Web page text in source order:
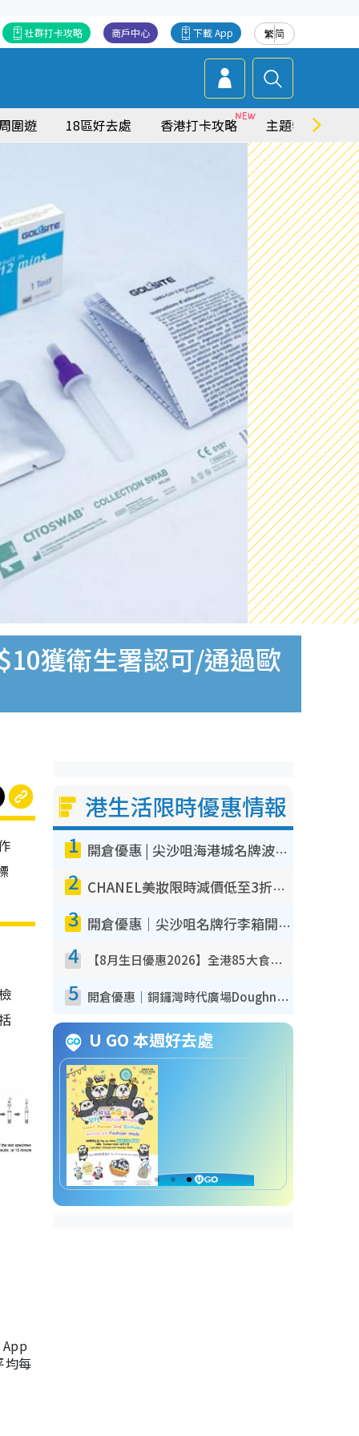
繁简
下載 App
商戶中心
社群打卡攻略
圍遊 18區好去處 香港打卡攻略 主題特集
獲衛生署認可/通過歐
均每
港生活限時優惠情報
1 開倉優惠 | 尖沙咀海港城名牌波鞋開倉低至1折！On鞋$899起／Joy&Peace鞋履$98起
2 CHANEL美妝限時減價低至3折！人氣粉底/唇膏/精華液低至$275！COCO香水都有平
3 開倉優惠｜尖沙咀名牌行李箱開倉低至4折！一連5日 American Tourister/ace./Hallmark $200起！
4 【8月生日優惠2026】全港85大食買玩著數攻略 自助餐/火鍋放題同行免費＋誠品/DONKI送現金券
5 開倉優惠｜銅鑼灣時代廣場Doughnut/Campo Marzio開倉低至1折！背囊、書包、手袋劈價$200起
U GO 本週好去處